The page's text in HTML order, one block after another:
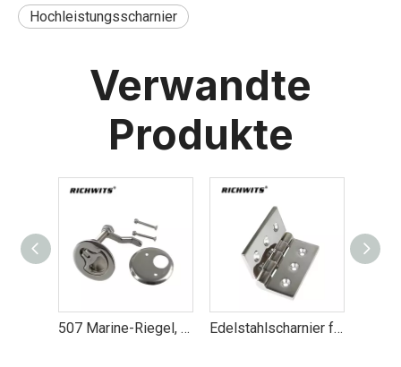
Hochleistungsscharnier
Verwandte
Produkte
507 Marine-Riegel, Bootsbeschläge aus Edelstahl 316 Edelstahlscharnier für Industrieanlagen, Schranktürscharnier